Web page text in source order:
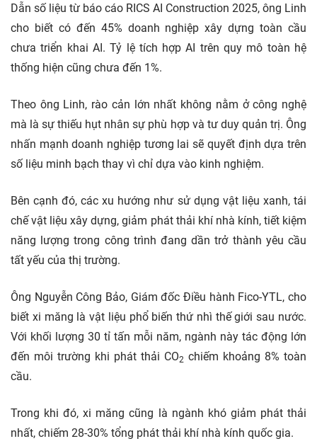
Dẫn số liệu từ báo cáo RICS AI Construction 2025, ông Linh
cho biết có đến 45% doanh nghiệp xây dựng toàn cầu
chưa triển khai AI. Tỷ lệ tích hợp AI trên quy mô toàn hệ
thống hiện cũng chưa đến 1%.
Theo ông Linh, rào cản lớn nhất không nằm ở công nghệ
mà là sự thiếu hụt nhân sự phù hợp và tư duy quản trị. Ông
nhấn mạnh doanh nghiệp tương lai sẽ quyết định dựa trên
số liệu minh bạch thay vì chỉ dựa vào kinh nghiệm.
Bên cạnh đó, các xu hướng như sử dụng vật liệu xanh, tái
chế vật liệu xây dựng, giảm phát thải khí nhà kính, tiết kiệm
năng lượng trong công trình đang dần trở thành yêu cầu
tất yếu của thị trường.
Ông Nguyễn Công Bảo, Giám đốc Điều hành Fico-YTL, cho
biết xi măng là vật liệu phổ biến thứ nhì thế giới sau nước.
Với khối lượng 30 tỉ tấn mỗi năm, ngành này tác động lớn
đến môi trường khi phát thải CO2 chiếm khoảng 8% toàn
cầu.
Trong khi đó, xi măng cũng là ngành khó giảm phát thải
nhất, chiếm 28-30% tổng phát thải khí nhà kính quốc gia.